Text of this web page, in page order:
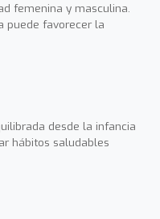
femenina y masculina.
puede favorecer la
desde la infancia
hábitos saludables